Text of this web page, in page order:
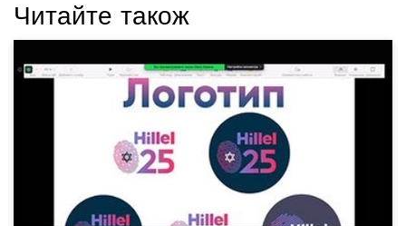
Читайте також